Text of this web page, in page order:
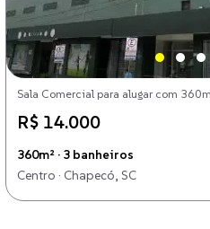
Sala Comercial para alugar com
R$ 14.000
360m² · 3 banheiros
Centro · Chapecó, SC